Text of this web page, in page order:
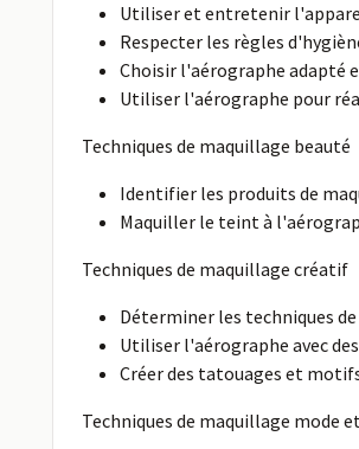
Utiliser et entretenir
Respecter les règles
Choisir l'aérographe adapté
Utiliser l'aérographe pour
Techniques de maquillage beauté
Identifier les produits de
Maquiller le teint à
Techniques de maquillage créatif
Déterminer les techniques
Utiliser l'aérographe avec
Créer des tatouages et
Techniques de maquillage mode